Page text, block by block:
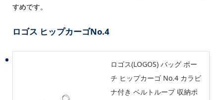
すめです。
ロゴス ヒップカーゴNo.4
ロゴス(LOGOS) バッグ ポー
チ ヒップカーゴ No.4 カラビ
ナ付き ベルトループ 収納ポ